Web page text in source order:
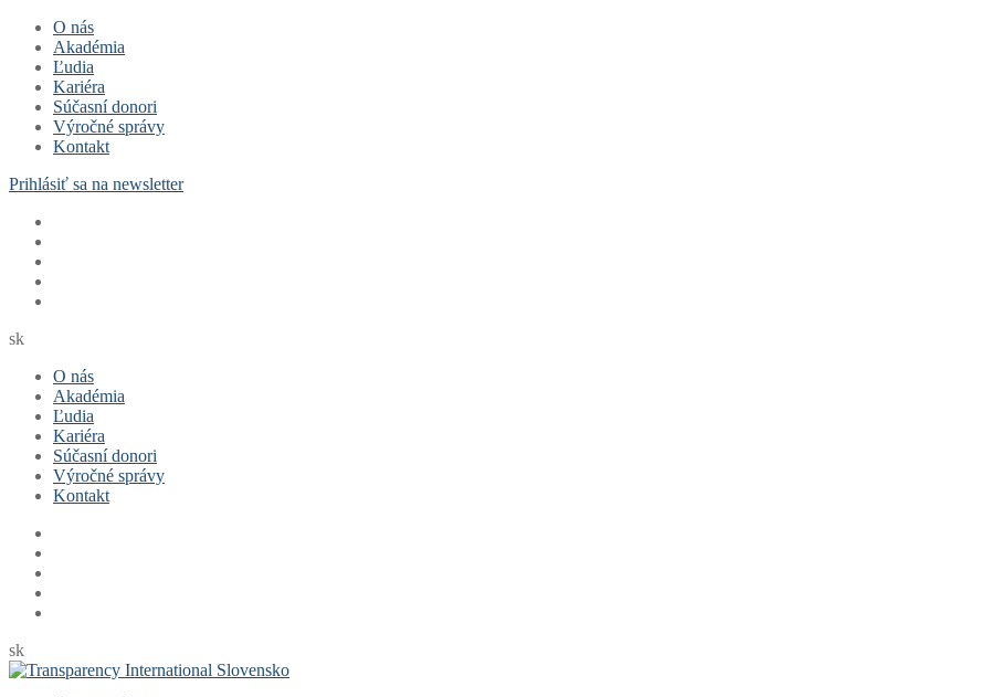
Preskočiť
obsah
Menu
ZavrieťO nás
Akadémia
Ľudia
Kariéra
Súčasní donori
Výročné správy
Kontakt
Prihlásiť sa na newsletter
sk
O nás
Akadémia
Ľudia
Kariéra
Súčasní donori
Výročné správy
Kontakt
sk